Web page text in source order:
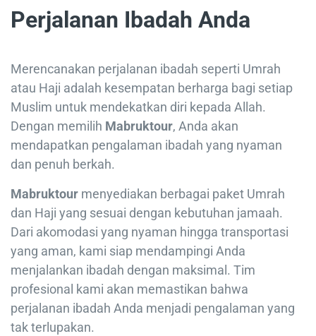
Perjalanan Ibadah Anda
Merencanakan perjalanan ibadah seperti Umrah
atau Haji adalah kesempatan berharga bagi setiap
Muslim untuk mendekatkan diri kepada Allah.
Dengan memilih Mabruktour, Anda akan
mendapatkan pengalaman ibadah yang nyaman
dan penuh berkah.
Mabruktour menyediakan berbagai paket Umrah
dan Haji yang sesuai dengan kebutuhan jamaah.
Dari akomodasi yang nyaman hingga transportasi
yang aman, kami siap mendampingi Anda
menjalankan ibadah dengan maksimal. Tim
profesional kami akan memastikan bahwa
perjalanan ibadah Anda menjadi pengalaman yang
tak terlupakan.